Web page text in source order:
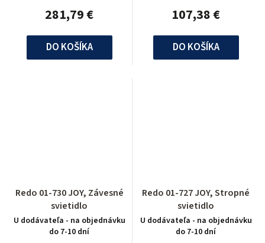
281,79 €
DO KOŠÍKA
107,38 €
DO KOŠÍKA
Redo 01-730 JOY, Závesné
svietidlo
U dodávateľa - na objednávku
do 7-10 dní
Redo 01-727 JOY, Stropné
svietidlo
U dodávateľa - na objednávku
do 7-10 dní